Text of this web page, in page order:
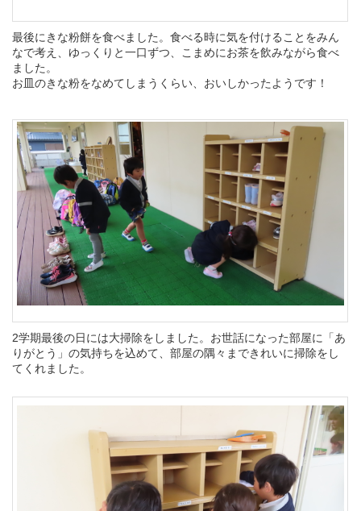
最後にきな粉餅を食べました。食べる時に気を付けることをみん
なで考え、ゆっくりと一口ずつ、こまめにお茶を飲みながら食べ
ました。
お皿のきな粉をなめてしまうくらい、おいしかったようです！
2学期最後の日には大掃除をしました。お世話になった部屋に「あ
りがとう」の気持ちを込めて、部屋の隅々まできれいに掃除をし
てくれました。